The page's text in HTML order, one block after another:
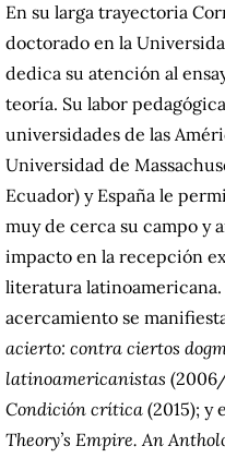
En su larga trayectoria
doctorado en la
dedica su atención al
teoría. Su labor
universidades de las
Universidad de
Ecuador) y España le
muy de cerca su campo y
impacto en la recepción
literatura latinoamericana.
acercamiento se
acierto: contra ciertos
latinoamericanistas
Condición crítica (2015); y
Theory’s Empire. An